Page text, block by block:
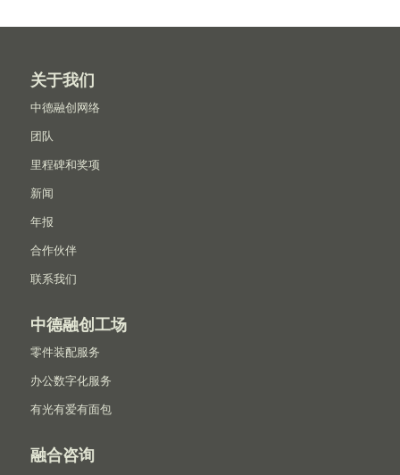
关于我们
中德融创网络
团队
里程碑和奖项
新闻
年报
合作伙伴
联系我们
中德融创工场
零件装配服务
办公数字化服务
有光有爱有面包
融合咨询